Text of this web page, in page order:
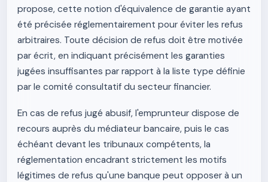
propose, cette notion d'équivalence de garantie ayant
été précisée réglementairement pour éviter les refus
arbitraires. Toute décision de refus doit être motivée
par écrit, en indiquant précisément les garanties
jugées insuffisantes par rapport à la liste type définie
par le comité consultatif du secteur financier.
En cas de refus jugé abusif, l'emprunteur dispose de
recours auprès du médiateur bancaire, puis le cas
échéant devant les tribunaux compétents, la
réglementation encadrant strictement les motifs
légitimes de refus qu'une banque peut opposer à un